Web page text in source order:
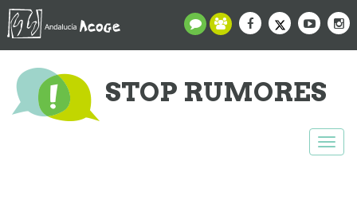
STOP RUMORES